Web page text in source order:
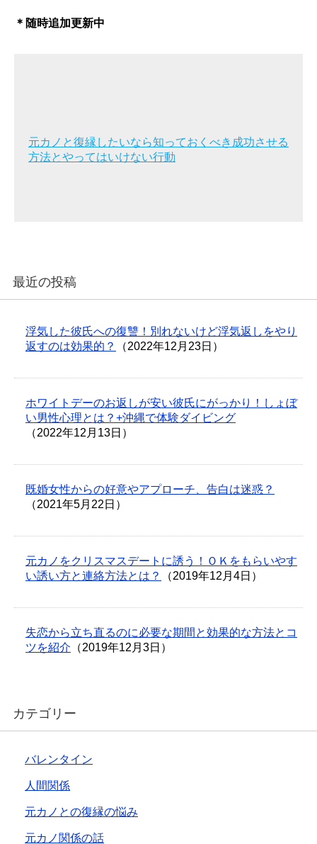
＊随時追加更新中
元カノと復縁したいなら知っておくべき成功させる
方法とやってはいけない行動
最近の投稿
浮気した彼氏への復讐！別れないけど浮気返しをやり
返すのは効果的？
（2022年12月23日）
ホワイトデーのお返しが安い彼氏にがっかり！しょぼ
い男性心理とは？+沖縄で体験ダイビング
（2022年12月13日）
既婚女性からの好意やアプローチ、告白は迷惑？
（2021年5月22日）
元カノをクリスマスデートに誘う！ＯＫをもらいやす
い誘い方と連絡方法とは？
（2019年12月4日）
失恋から立ち直るのに必要な期間と効果的な方法とコ
ツを紹介 （2019年12月3日）
カテゴリー
バレンタイン
人間関係
元カノとの復縁の悩み
元カノ関係の話